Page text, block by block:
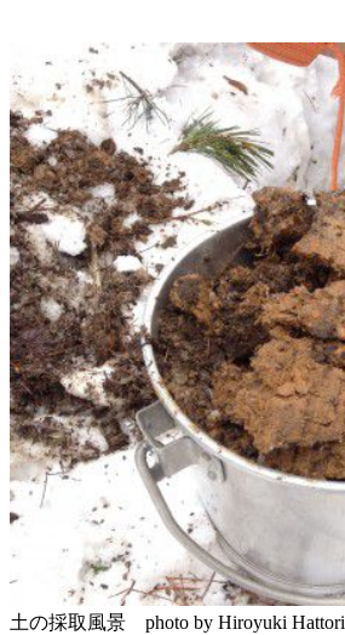
土の採取風景 photo by Hiroyuki Hattori